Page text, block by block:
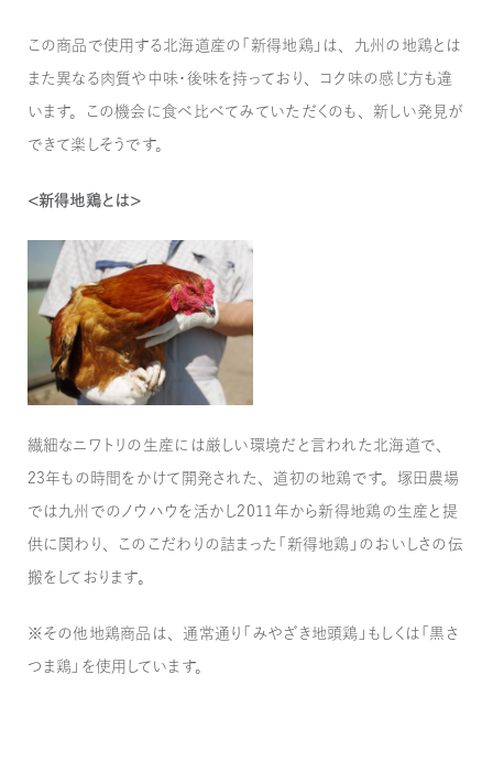
この商品で使用する北海道産の「新得地鶏」は、九州の地鶏とは
また異なる肉質や中味・後味を持っており、コク味の感じ方も違
います。この機会に食べ比べてみていただくのも、新しい発見が
できて楽しそうです。
＜新得地鶏とは＞
繊細なニワトリの生産には厳しい環境だと言われた北海道で、
23年もの時間をかけて開発された、道初の地鶏です。塚田農場
では九州でのノウハウを活かし2011年から新得地鶏の生産と提
供に関わり、このこだわりの詰まった「新得地鶏」のおいしさの伝
搬をしております。
※その他地鶏商品は、通常通り「みやざき地頭鶏」もしくは「黒さ
つま鶏」を使用しています。